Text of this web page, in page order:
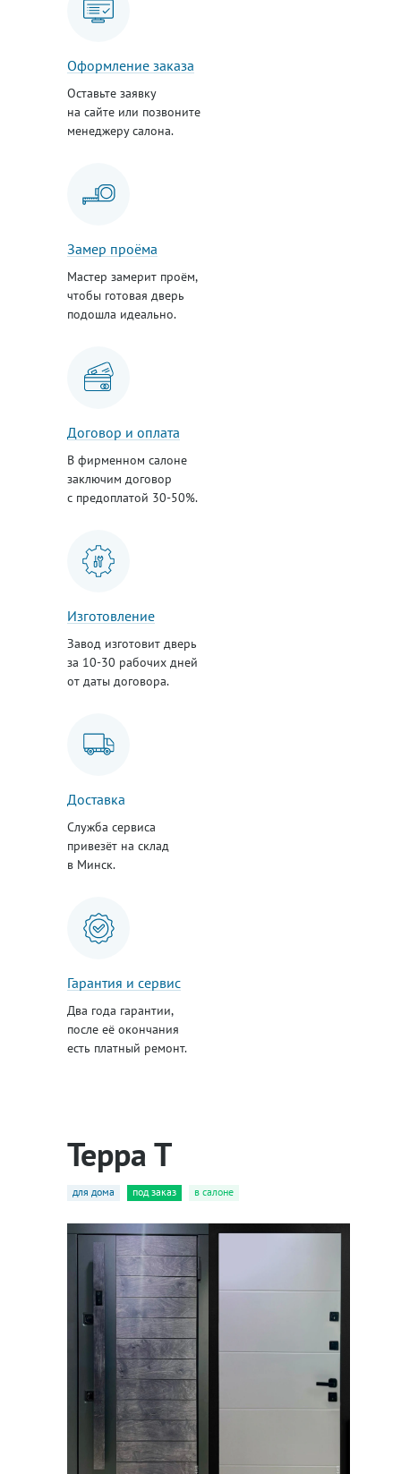
Оформление заказа
Оставьте заявку
на сайте или позвоните
менеджеру салона.
Замер проёма
Мастер замерит проём,
чтобы готовая дверь
подошла идеально.
Договор и оплата
В фирменном салоне
заключим договор
с предоплатой 30-50%.
Изготовление
Завод изготовит дверь
за 10-30 рабочих дней
от даты договора.
Доставка
Служба сервиса
привезёт на склад
в Минск.
Гарантия и сервис
Два года гарантии,
после её окончания
есть платный ремонт.
Терра Т
для дома под заказ в салоне